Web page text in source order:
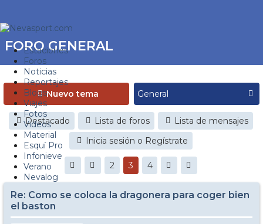
Estaciones
Foros
Noticias
Reportajes
Blogs
Viajes
Fotos
Videos
Material
Esquí Pro
Infonieve
Verano
Nevalog
FORO GENERAL
Nuevo tema
Destacado Lista de foros
Lista de mensajes
Inicia sesión o Regístrate
2 3 4
Re: Como se coloca la dragonera para coger bien
el baston